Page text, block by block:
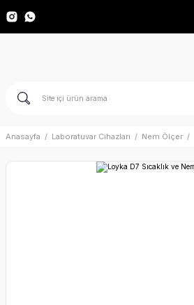
Anasayfa Laboratuvar Cihazları Nem Ölçer